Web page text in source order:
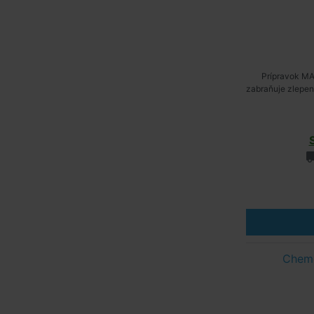
Prípravok
zabraňuje